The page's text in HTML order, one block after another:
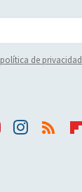
política de privacidad